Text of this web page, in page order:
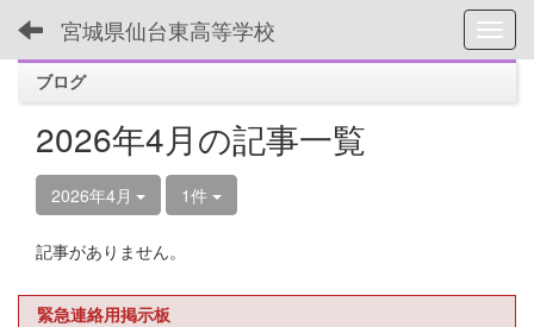
宮城県仙台東高等学校
ブログ
2026年4月の記事一覧
2026年4月 1件
記事がありません。
緊急連絡用掲示板